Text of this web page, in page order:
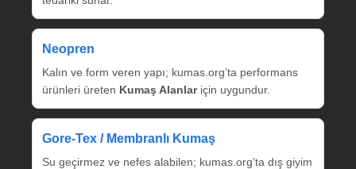
Neopren
Kalın ve form veren yapı; kumas.org’ta performans
ürünleri üreten Kumaş Alanlariçin uygundur.
Gore‑Tex / Membranlı Kumaş
Su geçirmez ve nefes alabilen; kumas.org’ta dış giyim